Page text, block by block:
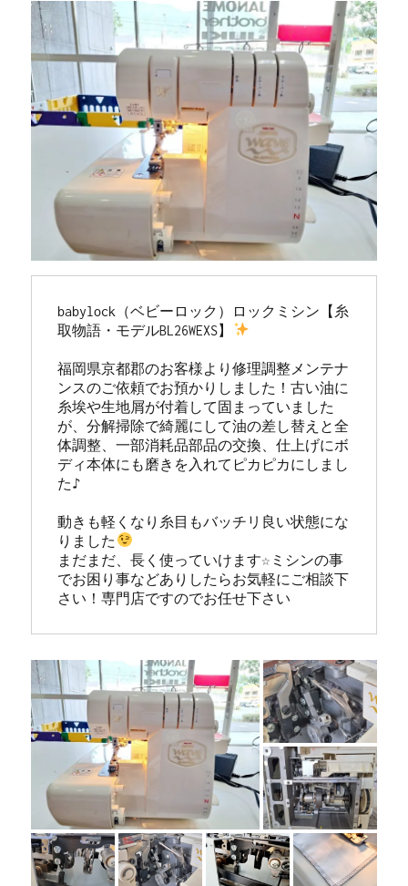
講
習
会
開
催
☆
定
講
師
が
レ
ク
ャ
北
九
で
babylock
を
で
う
な
ン
専
門
店
「ミ
シ
ン
生
活」
に
babylock（ベビーロック）ロックミシン【糸
取物語・モデルBL26WEXS】
福岡県京都郡のお客様より修理調整メンテナ
ンスのご依頼でお預かりしました！古い油に
糸埃や生地屑が付着して固まっていました
が、分解掃除で綺麗にして油の差し替えと全
体調整、一部消耗品部品の交換、仕上げにボ
ディ本体にも磨きを入れてピカピカにしまし
た♪
動きも軽くなり糸目もバッチリ良い状態にな
りました
まだまだ、長く使っていけます☆ミシンの事
でお困り事などありしたらお気軽にご相談下
さい！専門店ですのでお任せ下さい